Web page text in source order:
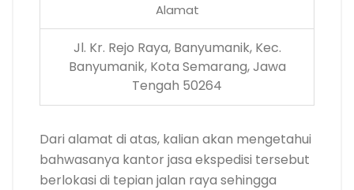
Alamat
Jl. Kr. Rejo Raya, Banyumanik, Kec.
Banyumanik, Kota Semarang, Jawa
Tengah 50264
Dari alamat di atas, kalian akan mengetahui
bahwasanya kantor jasa ekspedisi tersebut
berlokasi di tepian jalan raya sehingga